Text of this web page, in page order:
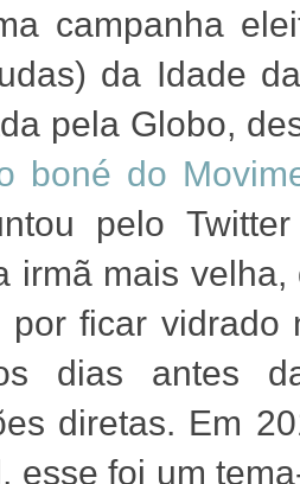
campanha
da Idade
pela Globo,
boné do
pelo
irmã mais
por ficar
dias antes
diretas. Em
esse foi um